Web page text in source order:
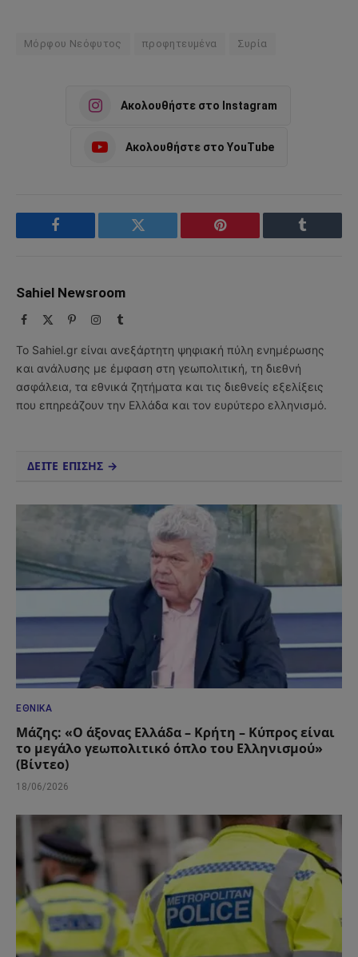
Μόρφου Νεόφυτος προφητευμένα Συρία
Ακολουθήστε στο Instagram
Ακολουθήστε στο YouTube
Facebook Twitter Pinterest Tumblr
Sahiel Newsroom
Facebook PinterestInstagram
Tumblr
Το Sahiel.gr είναι ανεξάρτητη ψηφιακή πύλη ενημέρωσης
και ανάλυσης με έμφαση στη γεωπολιτική, τη διεθνή
ασφάλεια, τα εθνικά ζητήματα και τις διεθνείς εξελίξεις
που επηρεάζουν την Ελλάδα και τον ευρύτερο ελληνισμό.
ΔΕΙΤΕ ΕΠΙΣΗΣ →
ΕΘΝΙΚΆ
Μάζης: «Ο άξονας Ελλάδα – Κρήτη – Κύπρος είναι
το μεγάλο γεωπολιτικό όπλο του Ελληνισμού»
(Βίντεο)
18/06/2026